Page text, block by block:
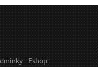
- Eshop